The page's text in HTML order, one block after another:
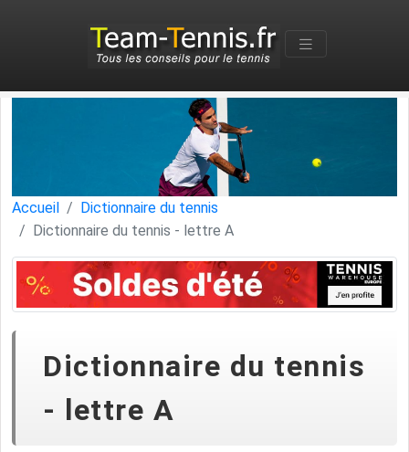
Accueil
Dictionnaire du tennis
Dictionnaire du tennis - lettre A
Dictionnaire du tennis
- lettre A